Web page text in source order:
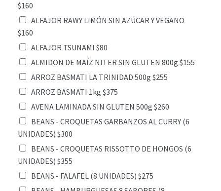
$160
ALFAJOR RAWY LIMÓN SIN AZÚCAR Y VEGANO
$160
ALFAJOR TSUNAMI $80
ALMIDON DE MAÍZ NITER SIN GLUTEN 800g $155
ARROZ BASMATI LA TRINIDAD 500g $255
ARROZ BASMATI 1kg $375
AVENA LAMINADA SIN GLUTEN 500g $260
BEANS - CROQUETAS GARBANZOS AL CURRY (6
UNIDADES) $300
BEANS - CROQUETAS RISSOTTO DE HONGOS (6
UNIDADES) $355
BEANS - FALAFEL (8 UNIDADES) $275